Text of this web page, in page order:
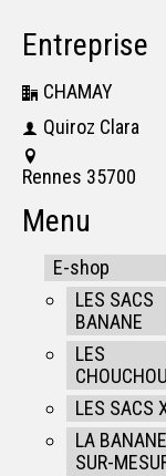
Entreprise
CHAMAY
Quiroz Clara
Rennes 35700
Menu
E-shop
LES SACS
BANANE
LES
LES SACS
LA BANANE
SUR-